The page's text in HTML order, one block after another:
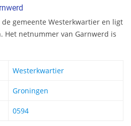
gemeente Westerkwartier en ligt
Het netnummer van Garnwerd is
Westerkwartier
Groningen
0594